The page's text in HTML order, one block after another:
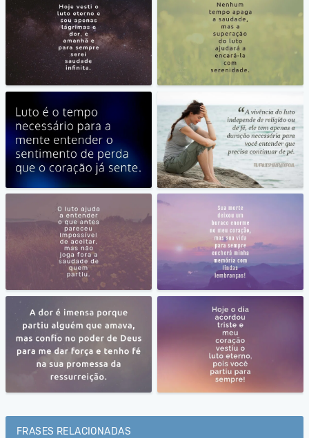
FRASES RELACIONADAS